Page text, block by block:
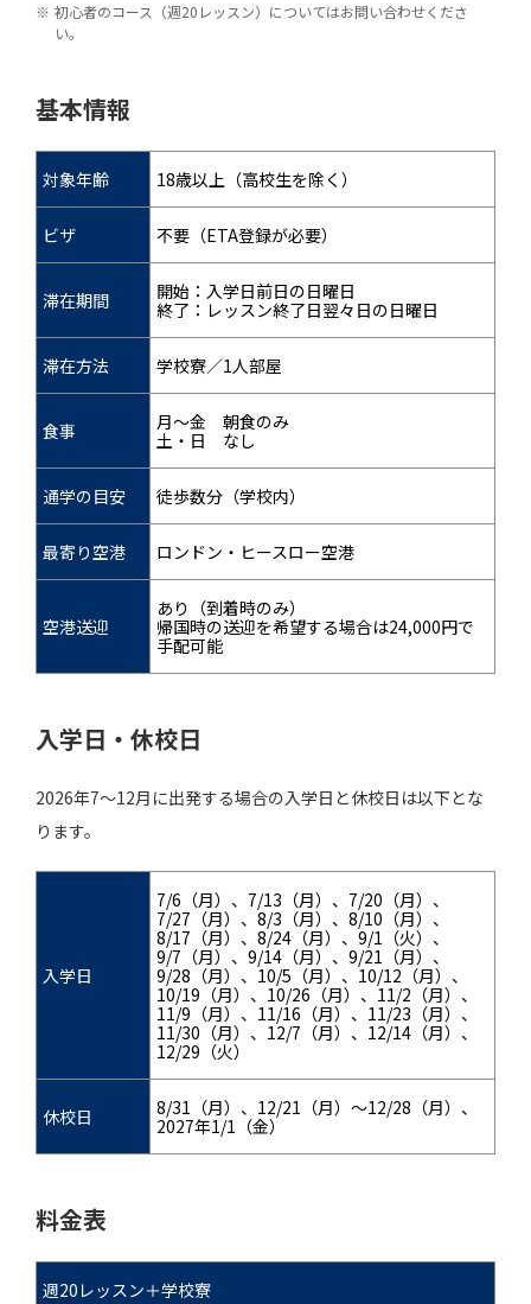
初心者のコース（週20レッスン）についてはお問い合わせくださ
い。
基本情報
対象年齢 18歳以上（高校生を除く）
ビザ 不要（ETA登録が必要）
滞在期間
開始：入学日前日の日曜日
終了：レッスン終了日翌々日の日曜日
滞在方法 学校寮／1人部屋
食事
月～金 朝食のみ
土・日 なし
通学の目安 徒歩数分（学校内）
最寄り空港 ロンドン・ヒースロー空港
空港送迎
あり（到着時のみ）
帰国時の送迎を希望する場合は24,000円で
手配可能
入学日・休校日
2026年7～12月に出発する場合の入学日と休校日は以下とな
ります。
入学日
7/6（月）、7/13（月）、7/20（月）、
7/27（月）、8/3（月）、8/10（月）、
8/17（月）、8/24（月）、9/1（火）、
9/7（月）、9/14（月）、9/21（月）、
9/28（月）、10/5（月）、10/12（月）、
10/19（月）、10/26（月）、11/2（月）、
11/9（月）、11/16（月）、11/23（月）、
11/30（月）、12/7（月）、12/14（月）、
12/29（火）
休校日
8/31（月）、12/21（月）～12/28（月）、
2027年1/1（金）
料金表
週20レッスン＋学校寮